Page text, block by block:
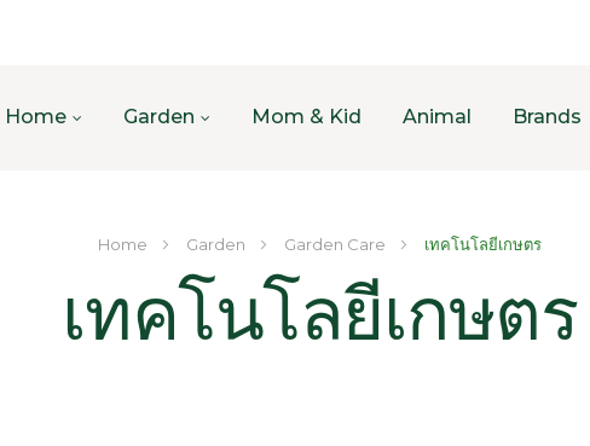
Home Garden Mom & Kid Animal Brands
Home Garden Garden Care เทคโนโลยีเกษตร
เทคโนโลยีเกษตร